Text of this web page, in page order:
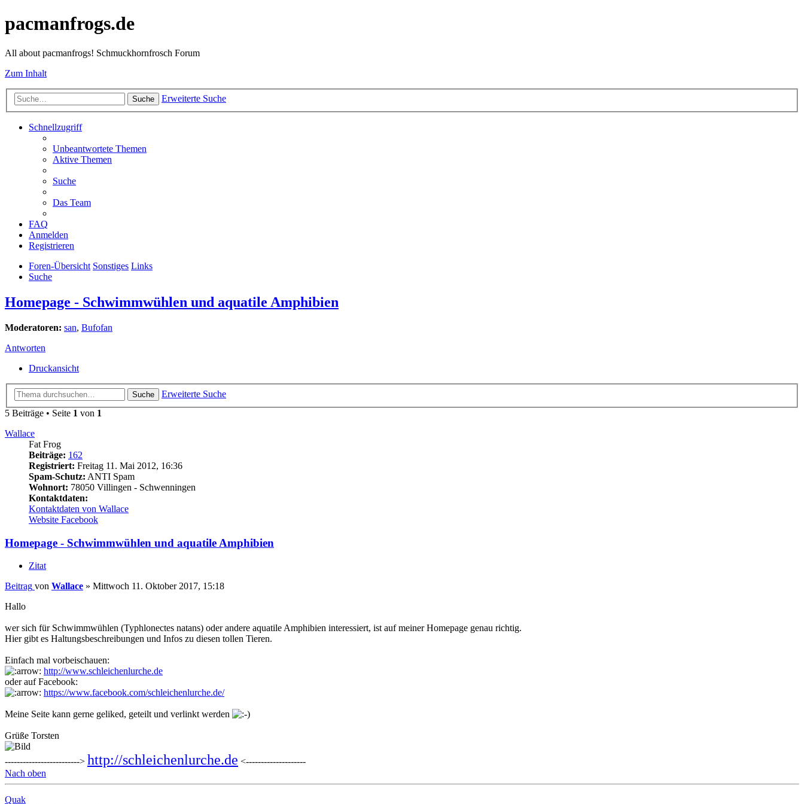
pacmanfrogs.de
All about pacmanfrogs! Schmuckhornfrosch Forum
Zum Inhalt
Suche Erweiterte Suche
Schnellzugriff
Unbeantwortete Themen
Aktive Themen
Suche
Das Team
FAQ
Anmelden
Registrieren
Foren-Übersicht Sonstiges Links
Suche
Homepage - Schwimmwühlen und aquatile Amphibien
Moderatoren: san, Bufofan
Antworten
Druckansicht
Suche
Erweiterte Suche
5 Beiträge • Seite 1 von 1
Wallace
Fat Frog
Beiträge: 162
Registriert: Freitag 11. Mai 2012, 16:36
Spam-Schutz: ANTI Spam
Wohnort: 78050 Villingen - Schwenningen
Kontaktdaten:
Kontaktdaten von Wallace
Website Facebook
Homepage - Schwimmwühlen und aquatile Amphibien
Zitat
Beitrag von Wallace » Mittwoch 11. Oktober 2017, 15:18
Hallo
wer sich für Schwimmwühlen (Typhlonectes natans) oder andere aquatile Amphibien interessiert, ist auf meiner Homepage genau richtig.
Hier gibt es Haltungsbeschreibungen und Infos zu diesen tollen Tieren.
Einfach mal vorbeischauen:
http://www.schleichenlurche.de
oder auf Facebook:
https://www.facebook.com/schleichenlurche.de/
Meine Seite kann gerne geliked, geteilt und verlinkt werden
Grüße Torsten
-------------------------> http://schleichenlurche.de <--------------------
Nach oben
Quak